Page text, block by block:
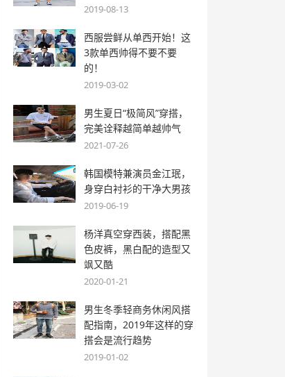
2019-08-13
西服尝鲜从单西开始！这
3款单西帅得不要不要
的！
2019-03-02
男生夏日“极简风”穿搭，
完美诠释越简单越帅气
2021-07-26
韩国模特兼演员金江珉，
身穿白衬衫的干净大男孩
2019-06-19
杨洋真空穿西装，搭配黑
色皮裤，黑白配的造型又
飒又酷
2020-01-21
男生冬季轻商务休闲风搭
配指南，2019年这样的穿
搭会是流行趋势
2019-01-02